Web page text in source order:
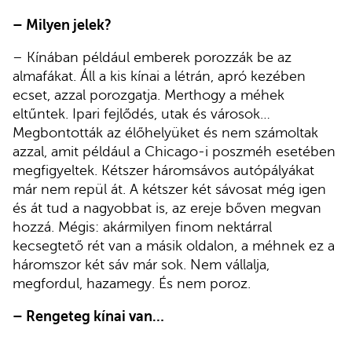
– Milyen jelek?
– Kínában például emberek porozzák be az
almafákat. Áll a kis kínai a létrán, apró kezében
ecset, azzal porozgatja. Merthogy a méhek
eltűntek. Ipari fejlődés, utak és városok…
Megbontották az élőhelyüket és nem számoltak
azzal, amit például a Chicago-i poszméh esetében
megfigyeltek. Kétszer háromsávos autópályákat
már nem repül át. A kétszer két sávosat még igen
és át tud a nagyobbat is, az ereje bőven megvan
hozzá. Mégis: akármilyen finom nektárral
kecsegtető rét van a másik oldalon, a méhnek ez a
háromszor két sáv már sok. Nem vállalja,
megfordul, hazamegy. És nem poroz.
– Rengeteg kínai van…